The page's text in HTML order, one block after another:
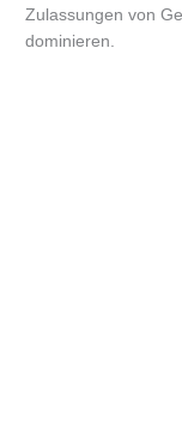
Zulassungen von
dominieren.